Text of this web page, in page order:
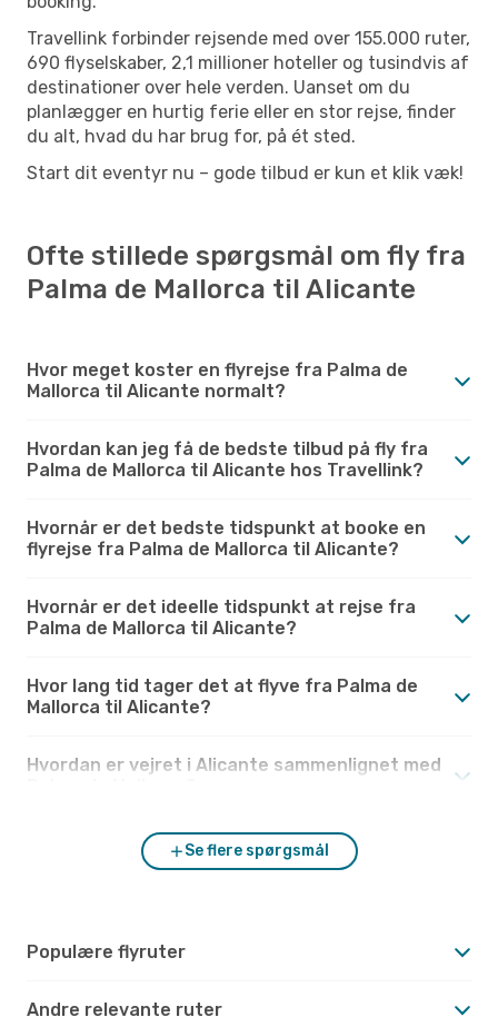
Travellink forbinder rejsende med over 155.000 ruter,
690 flyselskaber, 2,1 millioner hoteller og tusindvis af
destinationer over hele verden. Uanset om du
planlægger en hurtig ferie eller en stor rejse, finder
du alt, hvad du har brug for, på ét sted.
Start dit eventyr nu – gode tilbud er kun et klik væk!
Ofte stillede spørgsmål om fly fra
Palma de Mallorca til Alicante
Hvor meget koster en flyrejse fra Palma de
Mallorca til Alicante normalt?
Hvordan kan jeg få de bedste tilbud på fly fra
Palma de Mallorca til Alicante hos Travellink?
Hvornår er det bedste tidspunkt at booke en
flyrejse fra Palma de Mallorca til Alicante?
Hvornår er det ideelle tidspunkt at rejse fra
Palma de Mallorca til Alicante?
Hvor lang tid tager det at flyve fra Palma de
Mallorca til Alicante?
Hvordan er vejret i Alicante sammenlignet med
Se flere spørgsmål
Populære flyruter
Andre relevante ruter